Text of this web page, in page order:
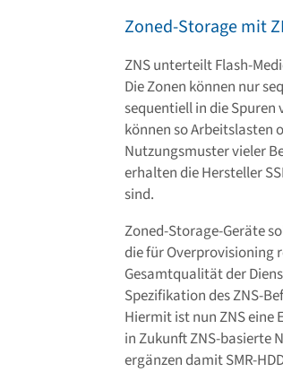
Zoned-Storage mit
ZNS unterteilt Flash-
Die Zonen können nur
sequentiell in die Spuren
können so Arbeitslasten
Nutzungsmuster vieler
erhalten die Hersteller
sind.
Zoned-Storage-Geräte
die für Overprovisioning
Gesamtqualität der
Spezifikation des ZNS-
Hiermit ist nun ZNS eine
in Zukunft ZNS-basierte
ergänzen damit SMR-